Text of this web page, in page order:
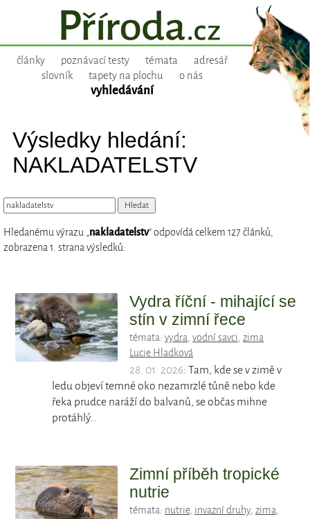
články poznávací testy témata
adresář
slovník
tapety na plochu o nás
vyhledávání
Výsledky hledání:
NAKLADATELSTV
Hledanému výrazu „nakladatelstv“ odpovídá celkem 127 článků,
zobrazena 1. strana výsledků:
Vydra říční - mihající se
stín v zimní řece
témata: vydra, vodní savci, zima
Lucie Hladková
28. 01. 2026: Tam, kde se v zimě v
ledu objeví temné oko nezamrzlé tůně nebo kde
řeka prudce naráží do balvanů, se občas mihne
protáhlý…
Zimní příběh tropické
nutrie
témata: nutrie, invazní druhy, zima,